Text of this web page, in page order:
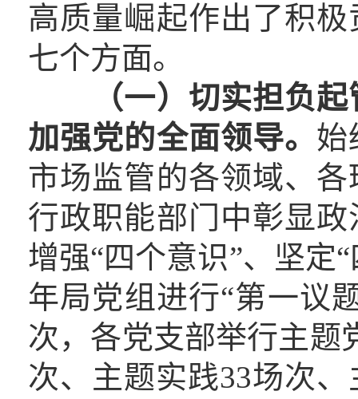
高质量崛起作出了积
七个方面。
（一） 切实担负
加强党的全面领导。 始
市场监管的各领域、
行政职能部门中彰显
增强“四个意识”、坚定
年局党组进行“第一议
次，各党支部举行主题
次、主题实践33场次